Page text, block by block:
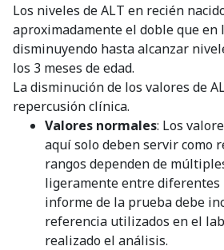
Los niveles de ALT en recién
aproximadamente el doble que en
disminuyendo hasta alcanzar
los 3 meses de edad.
La disminución de los valores de
repercusión clínica.
Valores normales: Los
aquí solo deben servir como
rangos dependen de
ligeramente entre diferentes
informe de la prueba debe
referencia utilizados en el
realizado el análisis.